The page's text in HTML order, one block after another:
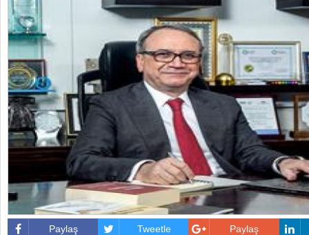
Paylaş Tweetle Paylaş